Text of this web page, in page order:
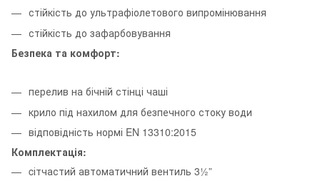
стійкість до ультрафіолетового випромінювання
стійкість до зафарбовування
Безпека та комфорт:
перелив на бічній стінці чаші
крило під нахилом для безпечного стоку води
відповідність нормі EN 13310:2015
Комплектація:
cітчастий автоматичний вентиль 3½”